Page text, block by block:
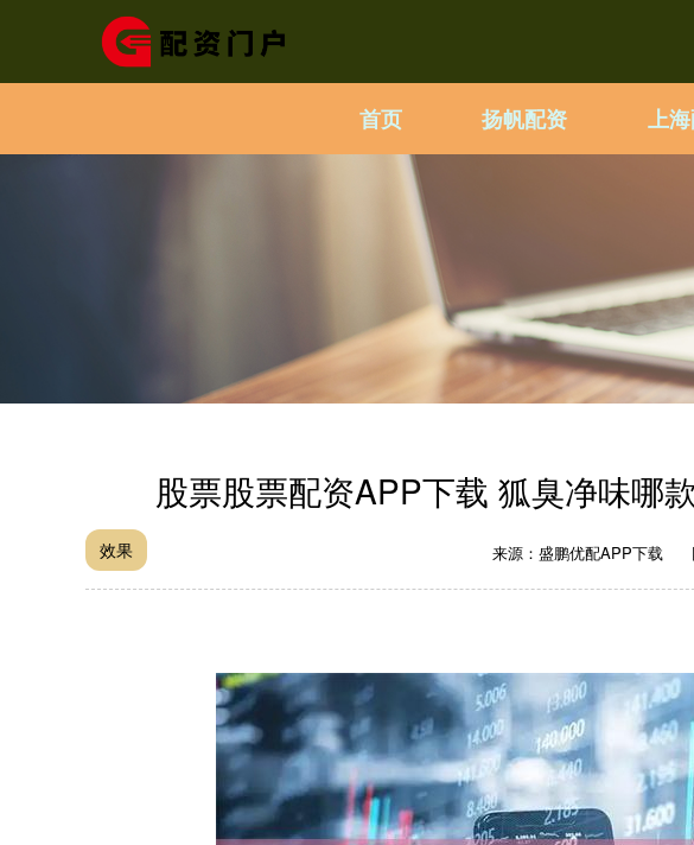
首页 扬帆配资 上
股票股票配资APP下载 狐臭净味哪
效果 来源：盛鹏优配APP下载